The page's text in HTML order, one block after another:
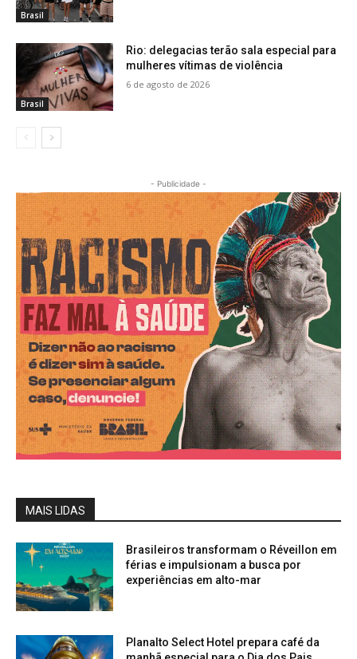
Brasil
Brasil
Rio: delegacias terão sala especial para
mulheres vítimas de violência
6 de agosto de 2026
- Publicidade -
MAIS LIDAS
Brasileiros transformam o Réveillon em
férias e impulsionam a busca por
experiências em alto-mar
Planalto Select Hotel prepara café da